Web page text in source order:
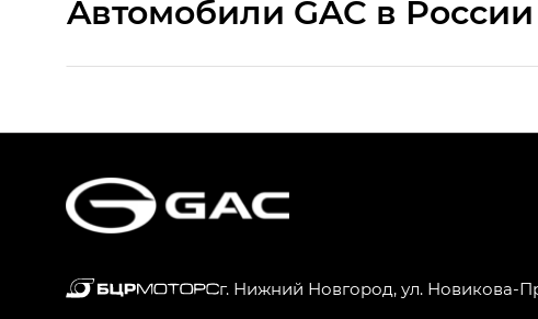
Aвтомобили GAC в России
HYPTEC HT — Хайптек Эйч Ти (HYPTEC HT) в
г. Нижний Новгород, ул. Новикова-